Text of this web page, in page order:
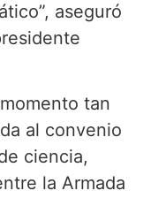
aseguró
tan
al convenio
ciencia,
la Armada